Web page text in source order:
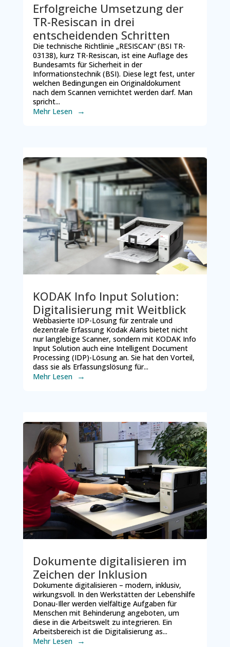
Erfolgreiche Umsetzung der
TR-Resiscan in drei
entscheidenden Schritten
Die technische Richtlinie „RESISCAN“ (BSI TR-
03138), kurz TR-Resiscan, ist eine Auflage des
Bundesamts für Sicherheit in der
Informationstechnik (BSI). Diese legt fest, unter
welchen Bedingungen ein Originaldokument
nach dem Scannen vernichtet werden darf. Man
spricht...
Mehr Lesen
KODAK Info Input Solution:
Digitalisierung mit Weitblick
Webbasierte IDP-Lösung für zentrale und
dezentrale Erfassung Kodak Alaris bietet nicht
nur langlebige Scanner, sondern mit KODAK Info
Input Solution auch eine Intelligent Document
Processing (IDP)-Lösung an. Sie hat den Vorteil,
dass sie als Erfassungslösung für...
Mehr Lesen
Dokumente digitalisieren im
Zeichen der Inklusion
Dokumente digitalisieren – modern, inklusiv,
wirkungsvoll. In den Werkstätten der Lebenshilfe
Donau-Iller werden vielfältige Aufgaben für
Menschen mit Behinderung angeboten, um
diese in die Arbeitswelt zu integrieren. Ein
Arbeitsbereich ist die Digitalisierung as...
Mehr Lesen